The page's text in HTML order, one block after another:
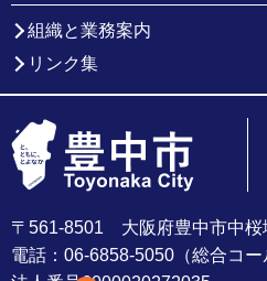
組織と業務案内
リンク集
〒561-8501 大阪府豊中市中桜
電話：06-6858-5050（総合コー